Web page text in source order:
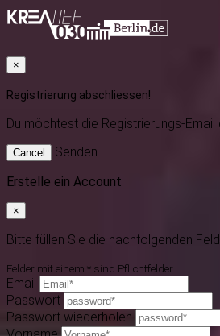
×
Registrierung abschliessen!
Du möchtest die Registrierungs-
Cancel
Senden
Erstelle ein Account
×
Bitte füllen Sie die nachfolgenden
Felder mit einem * sind Pflichtfelder
Email
Passwort
Passwort wiederholen